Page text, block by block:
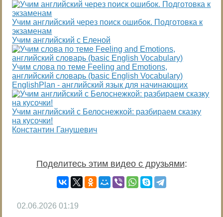
Учим английский через поиск ошибок. Подготовка к
экзаменам
Учим английский с Еленой
Учим слова по теме Feeling and Emotions,
английский словарь (basic English Vocabulary)
EnglishPlan - английский язык для начинающих
Учим английский с Белоснежкой: разбираем сказку
на кусочки!
Константин Ганушевич
Поделитесь этим видео с друзьями:
02.06.2026 01:19